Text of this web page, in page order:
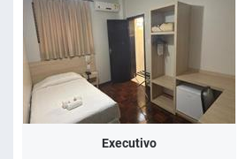
Executivo